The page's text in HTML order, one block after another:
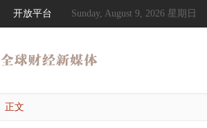
开放平台 Sunday, August 9, 2026 星期日
正文